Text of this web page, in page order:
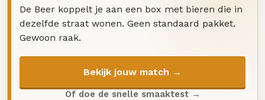
De Beer koppelt je aan een box met bieren die in
dezelfde straat wonen. Geen standaard pakket.
Gewoon raak.
Bekijk jouw match →
Of doe de snelle smaaktest →